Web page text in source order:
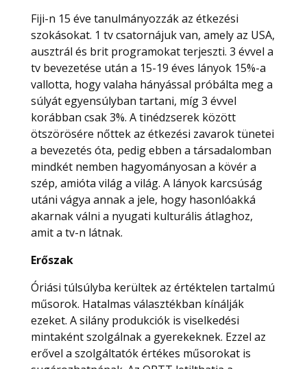
Fiji-n 15 éve tanulmányozzák az étkezési
szokásokat. 1 tv csatornájuk van, amely az USA,
ausztrál és brit programokat terjeszti. 3 évvel a
tv bevezetése után a 15-19 éves lányok 15%-a
vallotta, hogy valaha hányással próbálta meg a
súlyát egyensúlyban tartani, míg 3 évvel
korábban csak 3%. A tinédzserek között
ötszörösére nőttek az étkezési zavarok tünetei
a bevezetés óta, pedig ebben a társadalomban
mindkét nemben hagyományosan a kövér a
szép, amióta világ a világ. A lányok karcsúság
utáni vágya annak a jele, hogy hasonlóakká
akarnak válni a nyugati kulturális átlaghoz,
amit a tv-n látnak.
Erőszak
Óriási túlsúlyba kerültek az értéktelen tartalmú
műsorok. Hatalmas választékban kínálják
ezeket. A silány produkciók is viselkedési
mintaként szolgálnak a gyerekeknek. Ezzel az
erővel a szolgáltatók értékes műsorokat is